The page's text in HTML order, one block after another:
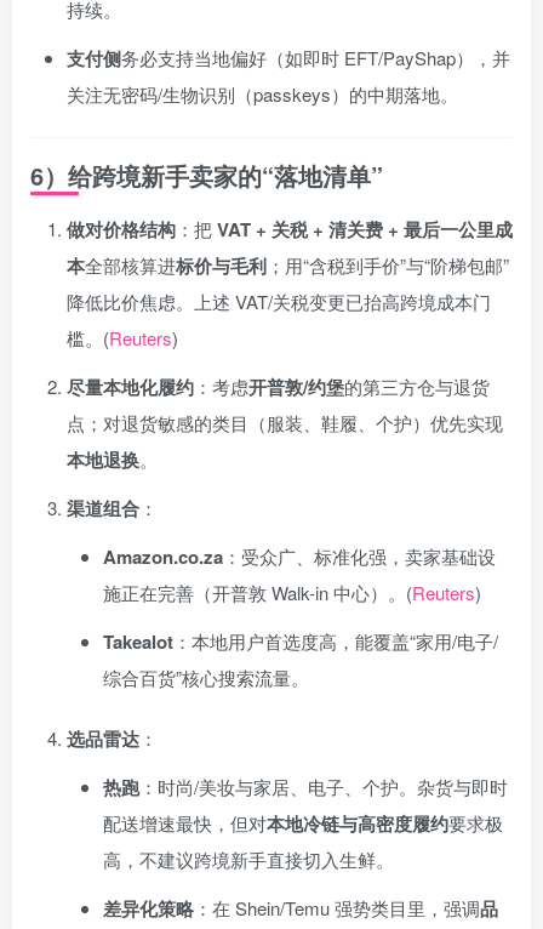
持续。
支付侧务必支持当地偏好（如即时 EFT/PayShap），并
关注无密码/生物识别（passkeys）的中期落地。
6）给跨境新手卖家的“落地清单”
做对价格结构 ：把VAT + 关税 + 清关费 + 最后一公里成
本全部核算进标价与毛利 ；用“含税到手价”与“阶梯包邮”
降低比价焦虑。上述 VAT/关税变更已抬高跨境成本门
槛。(Reuters)
尽量本地化履约 ：考虑开普敦/约堡的第三方仓与退货
点；对退货敏感的类目（服装、鞋履、个护）优先实现
本地退换。
渠道组合 ：
Amazon.co.za ：受众广、标准化强，卖家基础设
施正在完善（开普敦 Walk-in 中心）。(Reuters)
Takealot ：本地用户首选度高，能覆盖“家用/电子/
综合百货”核心搜索流量。
选品雷达 ：
热跑：时尚/美妆与家居、电子、个护。杂货与即时
配送增速最快，但对本地冷链与高密度履约要求极
高，不建议跨境新手直接切入生鲜。
差异化策略 ：在 Shein/Temu 强势类目里，强调品